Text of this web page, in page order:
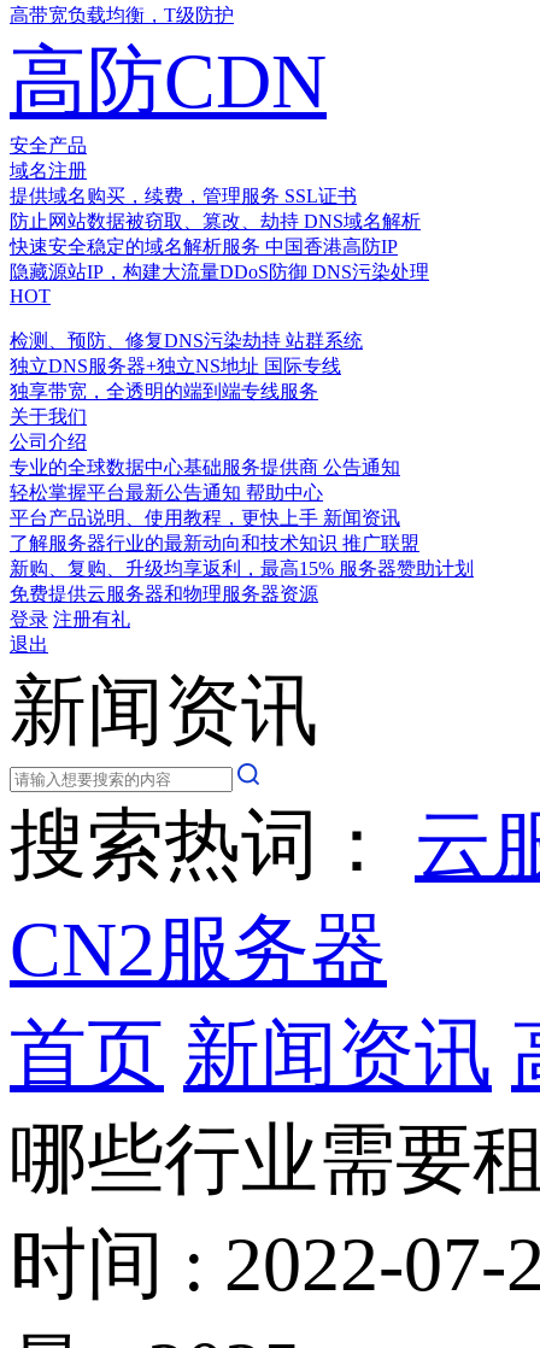
高带宽负载均衡，T级防护
高防CDN
安全产品
域名注册
提供域名购买，续费，管理服务 SSL证书
防止网站数据被窃取、篡改、劫持 DNS域名解析
快速安全稳定的域名解析服务 中国香港高防IP
隐藏源站IP，构建大流量DDoS防御 DNS污染处理
HOT
检测、预防、修复DNS污染劫持 站群系统
独立DNS服务器+独立NS地址 国际专线
独享带宽，全透明的端到端专线服务
关于我们
公司介绍
专业的全球数据中心基础服务提供商 公告通知
轻松掌握平台最新公告通知 帮助中心
平台产品说明、使用教程，更快上手 新闻资讯
了解服务器行业的最新动向和技术知识 推广联盟
新购、复购、升级均享返利，最高15% 服务器赞助计划
免费提供云服务器和物理服务器资源
登录 注册有礼
退出
新闻资讯
搜索热词： 云
CN2服务器
首页 新闻资讯
哪些行业需要
时间 : 2022-07-